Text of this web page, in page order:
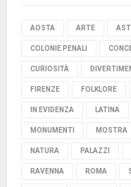
AOSTA ARTE ASTI
COLONIE PENALI
CURIOSITÀ
FIRENZE FOLKLORE
IN EVIDENZA LATINA
MONUMENTI MOSTRA
NATURA PALAZZI
RAVENNA ROMA